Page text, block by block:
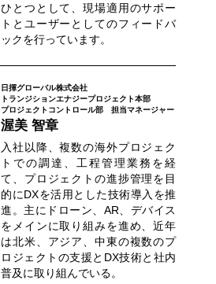
ひとつとして、現場適用のサポー
トとユーザーとしてのフィードバ
ックを行っています。
日揮グローバル株式会社
トランジションエナジープロジェクト本部
プロジェクトコントロール部 担当マネージャー
渥美 智章
入社以降、複数の海外プロジェク
トでの調達、工程管理業務を経
て、プロジェクトの進捗管理を目
的にDXを活用とした技術導入を推
進。主にドローン、AR、デバイス
をメインに取り組みを進め、近年
は北米、アジア、中東の複数のプ
ロジェクトの支援とDX技術と社内
普及に取り組んでいる。